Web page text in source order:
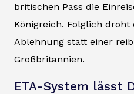
britischen Pass die
Königreich. Folglich droht
Ablehnung statt einer
Großbritannien.
ETA-System lässt